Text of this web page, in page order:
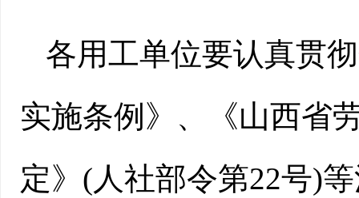
各用工单位要认真贯
实施条例》、《山西省
定》(人社部令第22号)